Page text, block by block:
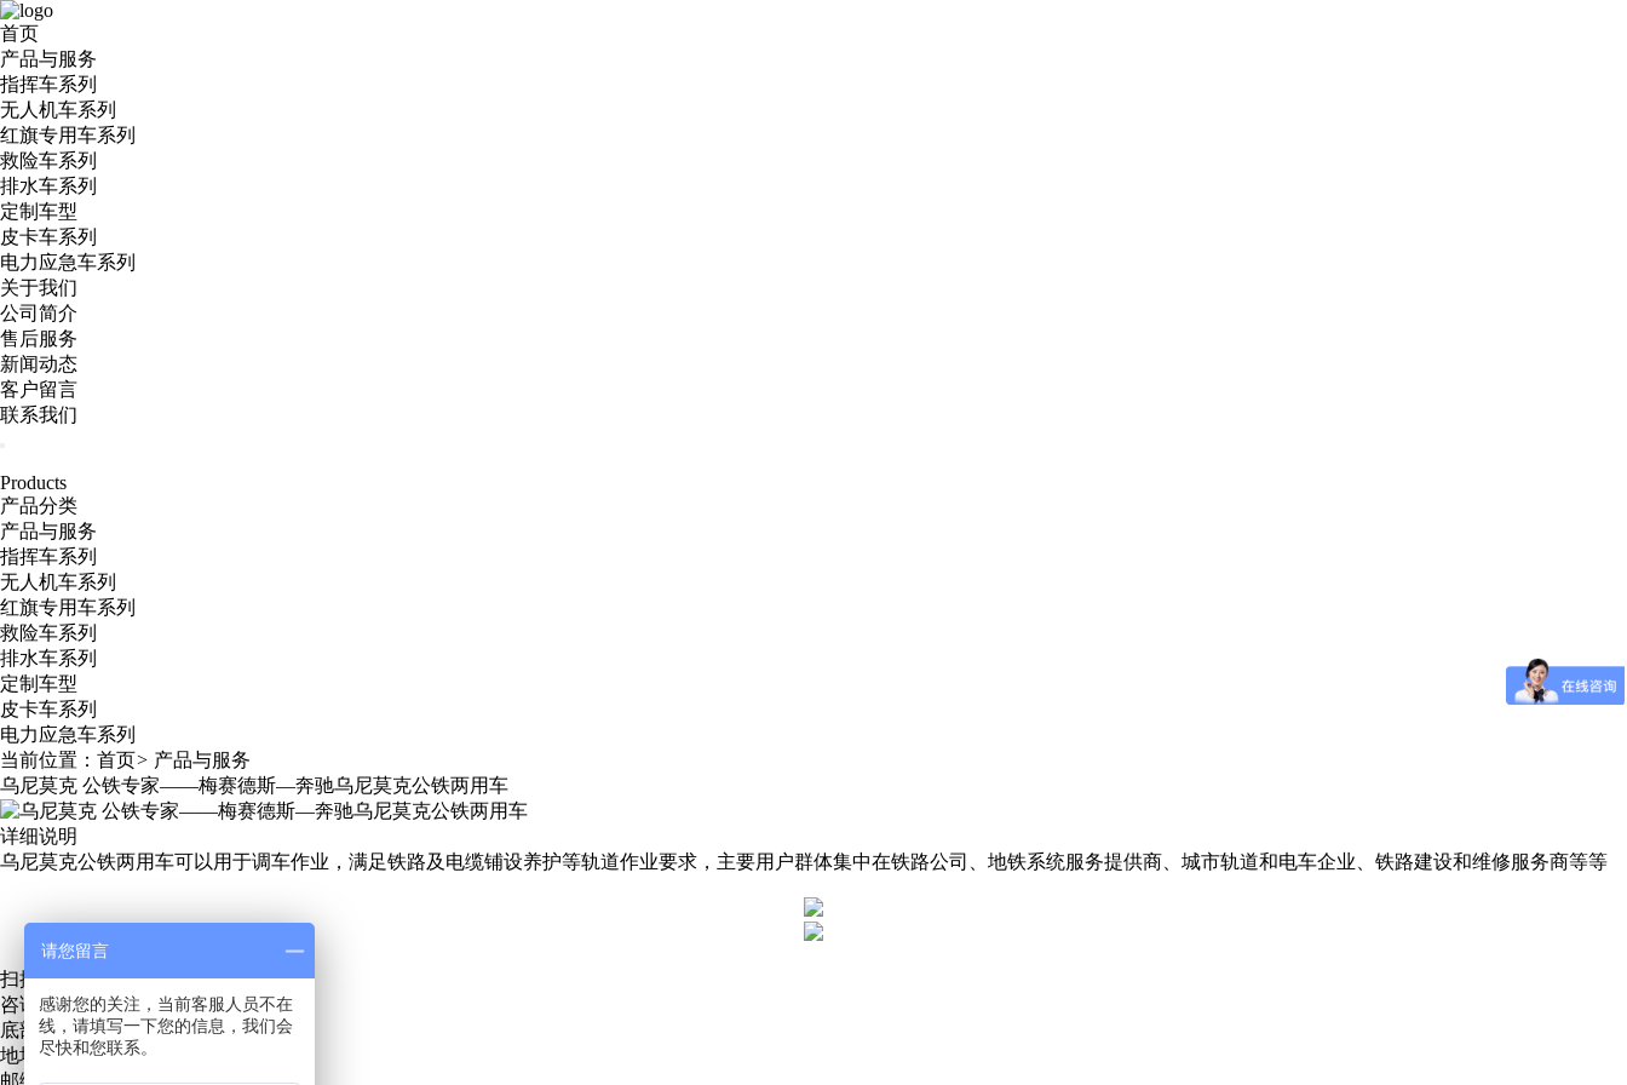
首页
产品与服务
指挥车系列
无人机车系列
红旗专用车系列
救险车系列
排水车系列
定制车型
皮卡车系列
电力应急车系列
关于我们
公司简介
售后服务
新闻动态
客户留言
联系我们
Products
产品分类
产品与服务
指挥车系列
无人机车系列
红旗专用车系列
救险车系列
排水车系列
定制车型
皮卡车系列
电力应急车系列
当前位置： 首页> 产品与服务
乌尼莫克 公铁专家——梅赛德斯—奔驰乌尼莫克公铁两用车
详细说明
乌尼莫克公铁两用车可以用于调车作业，满足铁路及电缆铺设养护等轨道作业要求，主要用户群体集中在铁路公司、地铁系统服务提供商、城市轨道和电车企业、铁路建设和维修服务商等等
扫描关注微信服务号
咨询热线：13271219889
底部地址地图
地址：青岛市城阳区招商LAVIE公社
邮编：266000
请您留言
感谢您的关注，当前客服人员不在
线，请填写一下您的信息，我们会
尽快和您联系。